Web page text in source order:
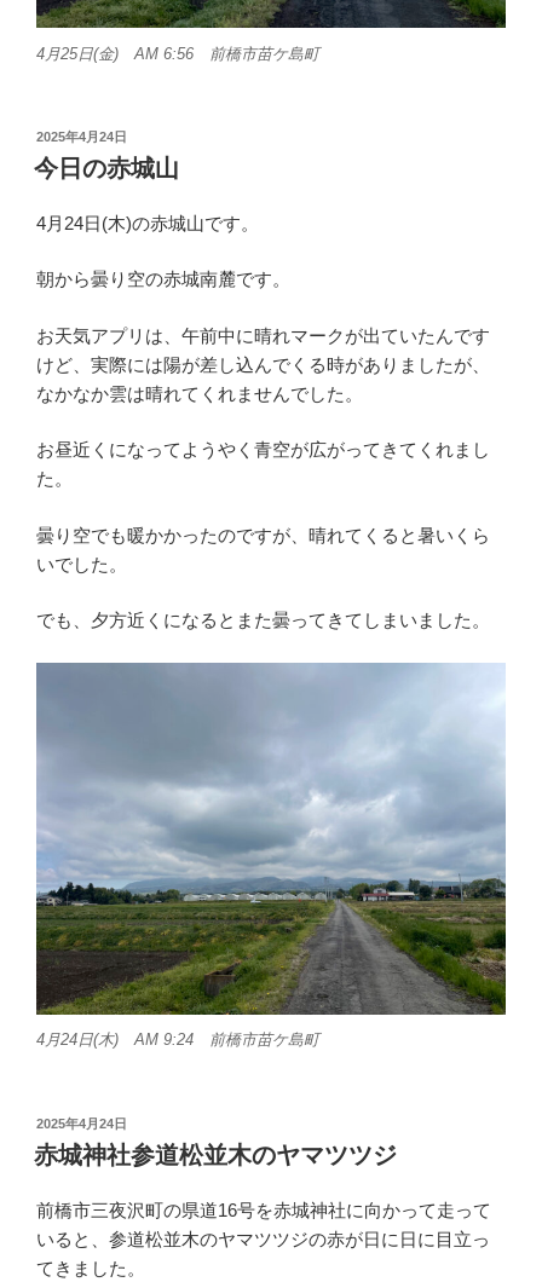
4月25日(金) AM 6:56 前橋市苗ケ島町
投
稿
日:
2025年4月24日
今日の赤城山
4月24日(木)の赤城山です。
朝から曇り空の赤城南麓です。
お天気アプリは、午前中に晴れマークが出ていたんです
けど、実際には陽が差し込んでくる時がありましたが、
なかなか雲は晴れてくれませんでした。
お昼近くになってようやく青空が広がってきてくれまし
た。
曇り空でも暖かかったのですが、晴れてくると暑いくら
いでした。
でも、夕方近くになるとまた曇ってきてしまいました。
4月24日(木) AM 9:24 前橋市苗ケ島町
投
稿
日:
2025年4月24日
赤城神社参道松並木のヤマツツジ
前橋市三夜沢町の県道16号を赤城神社に向かって走って
いると、参道松並木のヤマツツジの赤が日に日に目立っ
てきました。